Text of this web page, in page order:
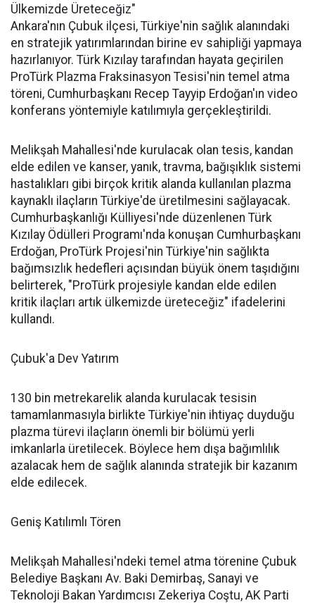
Ülkemizde Üreteceğiz"
Ankara'nın Çubuk ilçesi, Türkiye'nin sağlık alanındaki
en stratejik yatırımlarından birine ev sahipliği yapmaya
hazırlanıyor. Türk Kızılay tarafından hayata geçirilen
ProTürk Plazma Fraksinasyon Tesisi'nin temel atma
töreni, Cumhurbaşkanı Recep Tayyip Erdoğan'ın video
konferans yöntemiyle katılımıyla gerçekleştirildi.
Melikşah Mahallesi'nde kurulacak olan tesis, kandan
elde edilen ve kanser, yanık, travma, bağışıklık sistemi
hastalıkları gibi birçok kritik alanda kullanılan plazma
kaynaklı ilaçların Türkiye'de üretilmesini sağlayacak.
Cumhurbaşkanlığı Külliyesi'nde düzenlenen Türk
Kızılay Ödülleri Programı'nda konuşan Cumhurbaşkanı
Erdoğan, ProTürk Projesi'nin Türkiye'nin sağlıkta
bağımsızlık hedefleri açısından büyük önem taşıdığını
belirterek, "ProTürk projesiyle kandan elde edilen
kritik ilaçları artık ülkemizde üreteceğiz" ifadelerini
kullandı.
Çubuk'a Dev Yatırım
130 bin metrekarelik alanda kurulacak tesisin
tamamlanmasıyla birlikte Türkiye'nin ihtiyaç duyduğu
plazma türevi ilaçların önemli bir bölümü yerli
imkanlarla üretilecek. Böylece hem dışa bağımlılık
azalacak hem de sağlık alanında stratejik bir kazanım
elde edilecek.
Geniş Katılımlı Tören
Melikşah Mahallesi'ndeki temel atma törenine Çubuk
Belediye Başkanı Av. Baki Demirbaş, Sanayi ve
Teknoloji Bakan Yardımcısı Zekeriya Coştu, AK Parti